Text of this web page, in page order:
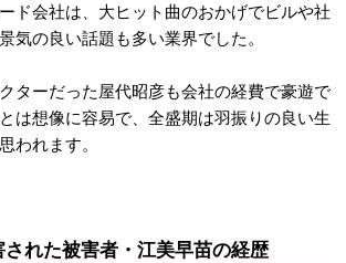
ド会社は、大ヒット曲のおかげでビルや社
気の良い話題も多い業界でした。
ターだった屋代昭彦も会社の経費で豪遊で
は想像に容易で、全盛期は羽振りの良い生
われます。
れた被害者・江美早苗の経歴